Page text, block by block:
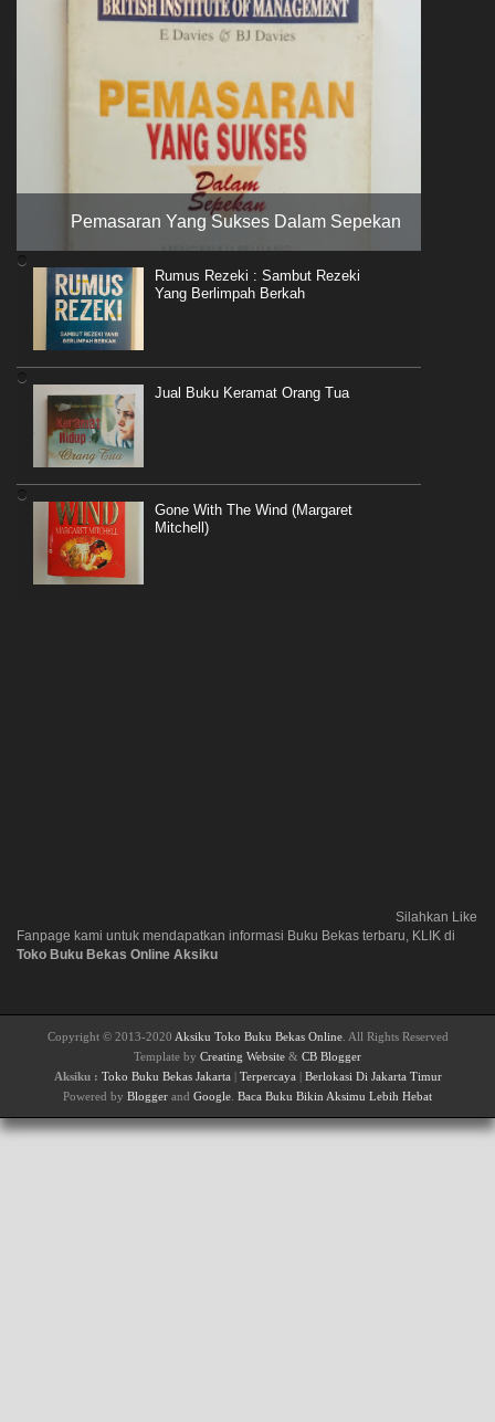
Pemasaran Yang Sukses Dalam Sepekan
Rumus Rezeki : Sambut Rezeki
Yang Berlimpah Berkah
Jual Buku Keramat Orang Tua
Gone With The Wind (Margaret
Mitchell)
Silahkan Like
Fanpage kami untuk mendapatkan informasi Buku Bekas terbaru, KLIK di
Toko Buku Bekas Online Aksiku
Copyright © 2013-2020 Aksiku Toko Buku Bekas Online. All Rights Reserved
Template by Creating Website & CB Blogger
Aksiku : Toko Buku Bekas Jakarta| Terpercaya| Berlokasi Di Jakarta Timur
Powered by Blogger and Google. Baca Buku Bikin Aksimu Lebih Hebat